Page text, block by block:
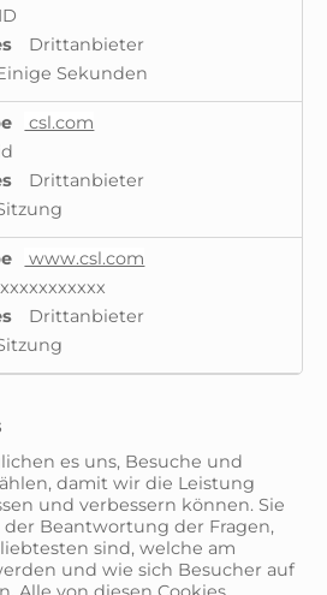
Drittanbieter
Sekunden
csl.com
Drittanbieter
www.csl.com
Drittanbieter
es uns, Besuche und
damit wir die Leistung
und verbessern können. Sie
Beantwortung der Fragen,
sind, welche am
und wie sich Besucher auf